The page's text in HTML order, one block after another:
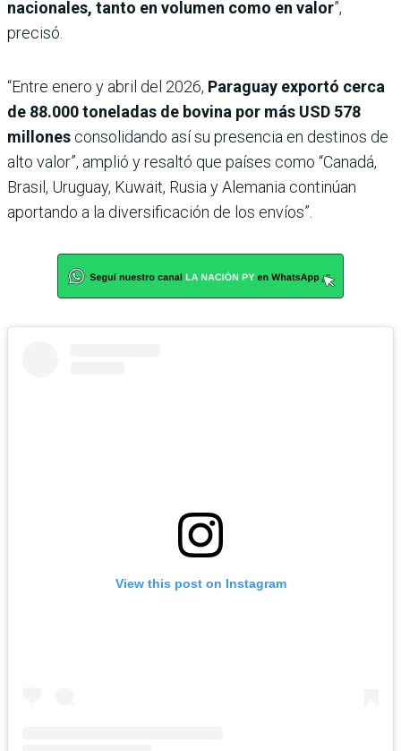
nacionales, tanto en volumen como en valor”,
precisó.
“Entre enero y abril del 2026, Paraguay exportó cerca
de 88.000 toneladas de bovina por más USD 578
millones consolidando así su presencia en destinos de
alto valor”, amplió y resaltó que países como “Canadá,
Brasil, Uruguay, Kuwait, Rusia y Alemania continúan
aportando a la diversificación de los envíos”.
View this post on Instagram